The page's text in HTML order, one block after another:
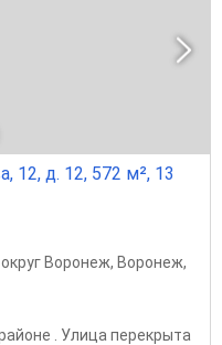
12, д. 12, 572 м², 13
Воронеж, Воронеж,
. Улица перекрыта